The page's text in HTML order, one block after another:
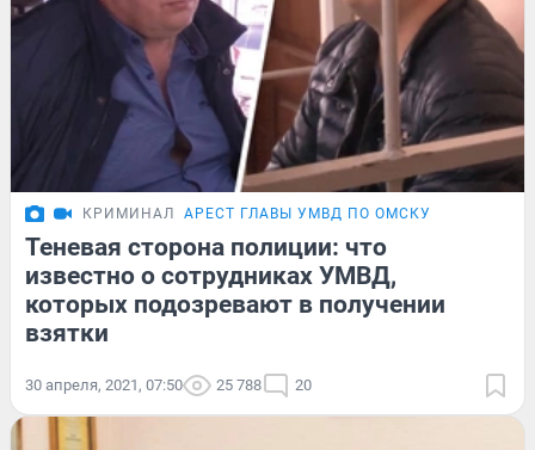
КРИМИНАЛ АРЕСТ ГЛАВЫ УМВД ПО ОМСКУ
Теневая сторона полиции: что
известно о сотрудниках УМВД,
которых подозревают в получении
взятки
30 апреля, 2021, 07:50 25 788 20